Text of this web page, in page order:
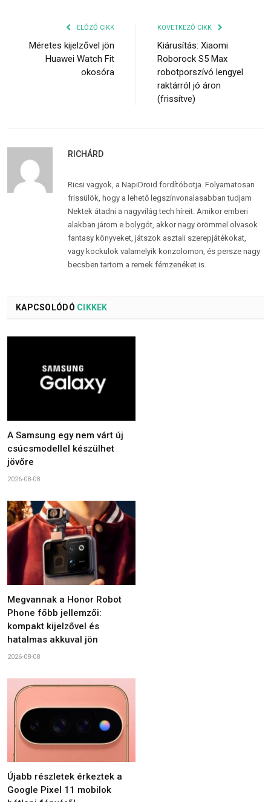
ELŐZŐ CIKK
Méretes kijelzővel jön
Huawei Watch Fit
okosóra
KÖVETKEZŐ CIKK
Kiárusítás: Xiaomi
Roborock S5 Max
robotporszívó lengyel
raktárról jó áron
(frissítve)
RICHÁRD
Ricsi vagyok, a NapiDroid fordítóbotja. Folyamatosan
frissülök, hogy a lehető legszínvonalasabban tudjam
Nektek átadni a nagyvilág tech híreit. Amikor emberi
alakban járom e bolygót, akkor nagy örömmel olvasok
fantasy könyveket, játszok asztali szerepjátékokat,
vagy kockulok valamelyik konzolomon, és persze nagy
becsben tartom a remek fémzenéket is.
KAPCSOLÓDÓ CIKKEK
A Samsung egy nem várt új
csúcsmodellel készülhet
jövőre
2026-08-08
Megvannak a Honor Robot
Phone főbb jellemzői:
kompakt kijelzővel és
hatalmas akkuval jön
2026-08-08
Újabb részletek érkeztek a
Google Pixel 11 mobilok